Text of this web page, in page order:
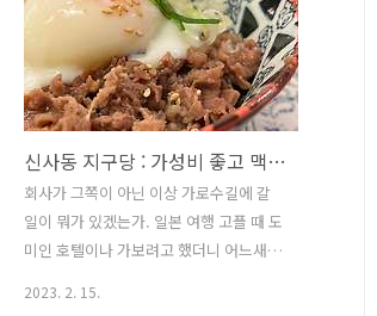
함 체크하고 방문하십쇼! 그리고 며칠 뒤
재방문 이날은 천천히 음미할 여유가 없
어서 겁나 매운데 맛있네! 나 매운거 못먹
는데 이상하게 맛있네! 이 정도의 감상만
남긴 채 우루루 복귀
https://naver.me/x7vSBMxZ 착한커
피공장 : 네이버 방문자리뷰 730 · 블로
그리뷰 45 m.place.naver.com 그리고
주말에 김팀을 데리고 재방문. 아, 이번에
신사동 지구당 : 가성비 좋고 맥주맛 좋은 가로수길 속 작은 일본
회사가 그쪽이 아닌 이상 가로수길에 갈
일이 뭐가 있겠는가. 일본 여행 고플 때 도
미인 호텔이나 가보려고 했더니 어느새
2023. 2. 15.